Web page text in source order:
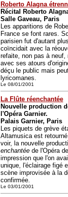
Roberto Alagna
Récital Roberto
Salle Gaveau, Paris
Les apparitions de
France se font rares.
parisien fut d'autant
coïncidait avec la
refaite, non pas à
avec ses atours
déçu le public mais
lyricomanes.
Le 08/01/2001
La Flûte réenchantée
Nouvelle production
l'Opéra Garnier.
Palais Garnier, Paris
Les piquets de grève
Altamusica est
voir, la nouvelle
enchantée de l'Opéra
impression que l'on
unique, l'éclairage figé
scène improvisée à la
confirmée.
Le 03/01/2001